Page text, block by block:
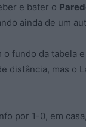
e bater o
ainda de um
fundo da tabela
distância, mas o
por 1-0, em